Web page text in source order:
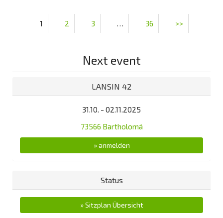
1 2 3 … 36 >>
Next event
LANSIN 42
31.10. - 02.11.2025
73566 Bartholomä
» anmelden
Status
» Sitzplan Übersicht